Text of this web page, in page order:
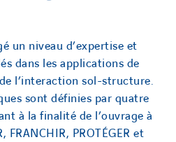
un niveau d’expertise et
dans les applications de
l’interaction sol-structure.
sont définies par quatre
à la finalité de l’ouvrage à
FRANCHIR, PROTÉGER et